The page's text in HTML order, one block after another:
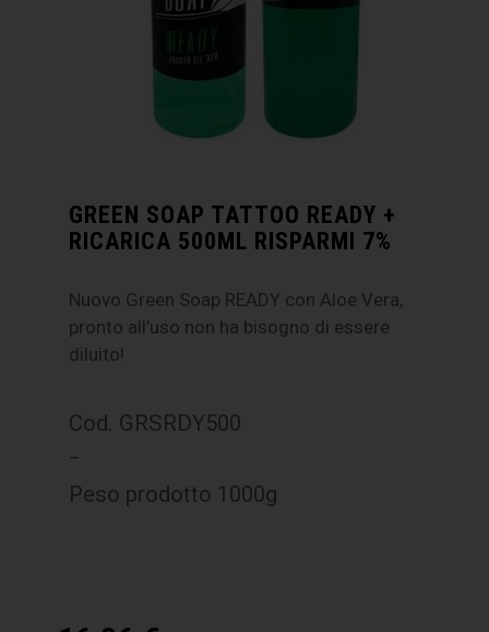
GREEN SOAP TATTOO READY +
RICARICA 500ML RISPARMI 7%
Nuovo Green Soap READY con Aloe Vera,
pronto all’uso non ha bisogno di essere
diluito!
Cod. GRSRDY500
–
Peso prodotto 1000g